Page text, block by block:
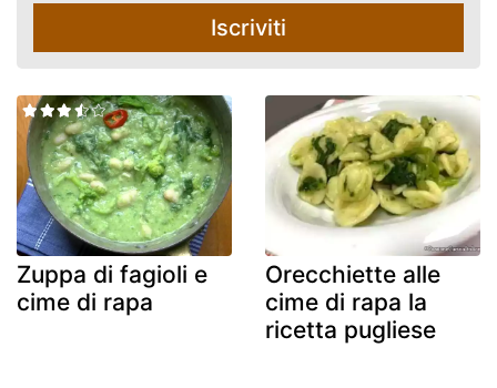
Iscriviti
Zuppa di fagioli e
cime di rapa
Orecchiette alle
cime di rapa la
ricetta pugliese